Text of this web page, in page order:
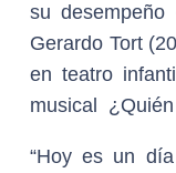
su
Gerardo Tort
en teatro
musical
“Hoy es un